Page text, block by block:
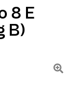
8 E
B)